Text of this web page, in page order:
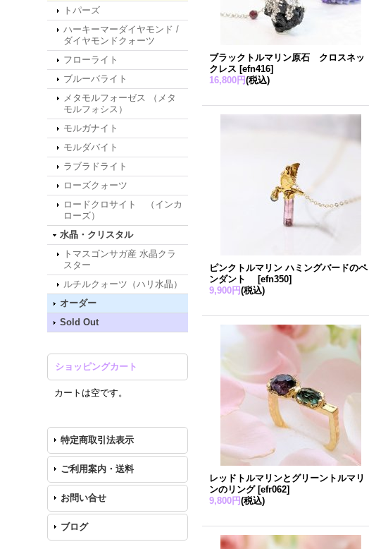
トパーズ
ハーキーマーダイヤモンド /
ダイヤモンドクォーツ
フローライト
ブルーバライト
メタモルフォーゼス （メタ
モルフォシス）
モルガナイト
モルダバイト
ラブラドライト
ローズクォーツ
ロードクロサイト （インカ
ローズ）
水晶・クリスタル
トマスゴンサガ産 水晶クラ
スター
ルチルクォーツ（ハリ水晶）
オーダー
Sold Out
ショッピングカート
カートは空です。
特定商取引法表示
ご利用案内・送料
お問い合せ
ブログ
ブラックトルマリン原石 クロスネッ
クレス [efn416]
16,800円(税込)
ピンクトルマリン ハミングバードのペ
ンダント
[efn350]
9,900円(税込)
レッドトルマリンとグリーントルマリ
ンのリング [efr062]
9,800円(税込)